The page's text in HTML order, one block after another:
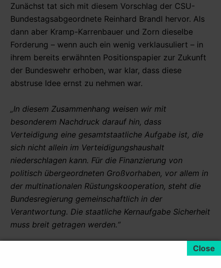
Zunächst tat sich mit diesem Vorschlag der CSU-
Bundestagsabgeordnete Reinhard Brandl hervor. Als
dann aber Kramp-Karrenbauer und Zorn dieselbe
Forderung – wenn auch ein wenig verklausuliert – in
ihrem bereits erwähnten Positionspapier zur Zukunft
der Bundeswehr erhoben, war klar, dass diese
abstruse Idee ernst zu nehmen war.
„In diesem Zusammenhang weisen wir mit
besonderem Nachdruck darauf hin, dass
Verteidigung eine gesamtstaatliche Aufgabe ist, die
sich nicht allein im Verteidigungshaushalt
niederschlagen kann. Für die Finanzierung von
politisch übergeordneten Großvorhaben, vor allem in
der multinationalen Rüstungskooperation, steht die
Bundesregierung gemeinschaftlich in der
Verantwortung. Die staatliche Kernaufgabe Sicherheit
muss breit getragen werden.“